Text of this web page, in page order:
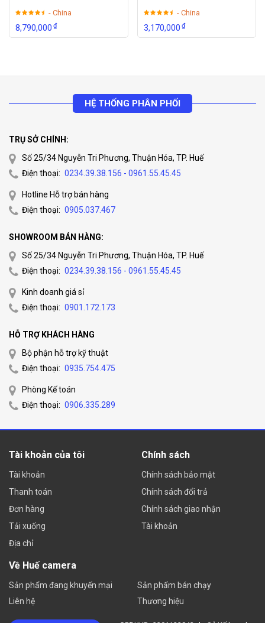
- China
8,790,000₫
- China
3,170,000₫
HỆ THỐNG PHÂN PHỐI
TRỤ SỞ CHÍNH:
Số 25/34 Nguyễn Tri Phương, Thuận Hóa, TP. Huế
Điện thoại: 0234.39.38.156 - 0961.55.45.45
Hotline Hỗ trợ bán hàng
Điện thoại: 0905.037.467
SHOWROOM BÁN HÀNG:
Số 25/34 Nguyễn Tri Phương, Thuận Hóa, TP. Huế
Điện thoại: 0234.39.38.156 - 0961.55.45.45
Kinh doanh giá sỉ
Điện thoại: 0901.172.173
HỖ TRỢ KHÁCH HÀNG
Bộ phận hỗ trợ kỹ thuật
Điện thoại: 0935.754.475
Phòng Kế toán
Điện thoại: 0906.335.289
Tài khoản của tôi
Tài khoản
Thanh toán
Đơn hàng
Tải xuống
Địa chỉ
Chính sách
Chính sách bảo mật
Chính sách đổi trả
Chính sách giao nhận
Tài khoản
Về Huế camera
Sản phẩm đang khuyến mại
Liên hệ
Sản phẩm bán chạy
Thương hiệu